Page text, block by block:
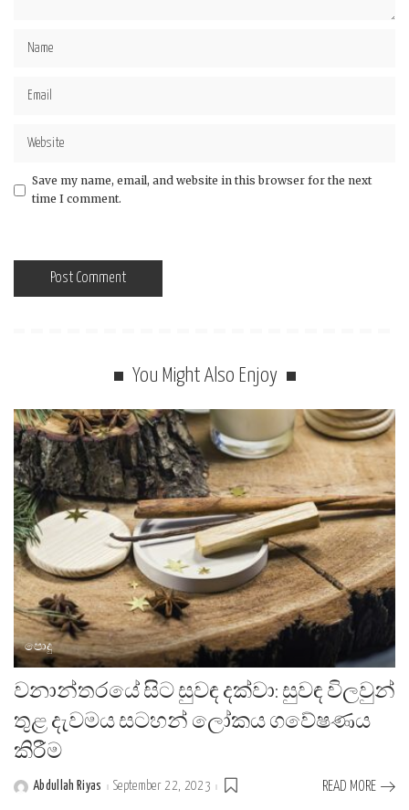
Save my name, email, and website in this browser for the next
time I comment.
You Might Also Enjoy
පොදු
වනාන්තරයේ සිට සුවඳ දක්වා: සුවඳ විලවුන්
තුළ දැවමය සටහන් ලෝකය ගවේෂණය
කිරීම
PostedAbdullah Riyas September 22, 2023 READ MORE